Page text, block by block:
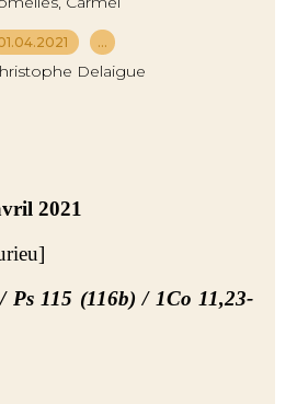
…
Delaigue
2021
Ps 115 (116b) / 1Co 11,23-